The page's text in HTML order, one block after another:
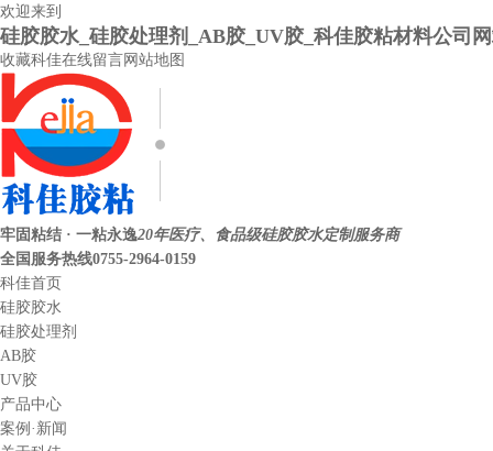
欢迎来到
硅胶胶水_硅胶处理剂_AB胶_UV胶_科佳胶粘材料公司
收藏科佳在线留言网站地图
牢固粘结 · 一粘永逸20年医疗、食品级硅胶胶水定制服务商
全国服务热线0755-2964-0159
科佳首页
硅胶胶水
硅胶处理剂
AB胶
UV胶
产品中心
案例·新闻